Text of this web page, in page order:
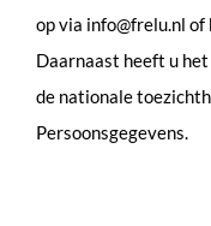
op via info@frelu.nl of
Daarnaast heeft u
de nationale
Persoonsgegevens.